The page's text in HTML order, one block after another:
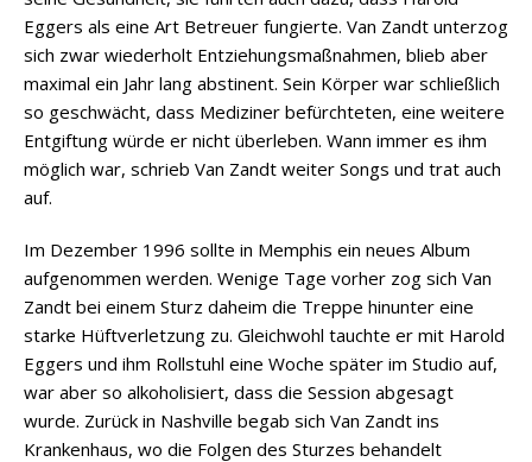
Eggers als eine Art Betreuer fungierte. Van Zandt unterzog
sich zwar wiederholt Entziehungsmaßnahmen, blieb aber
maximal ein Jahr lang abstinent. Sein Körper war schließlich
so geschwächt, dass Mediziner befürchteten, eine weitere
Entgiftung würde er nicht überleben. Wann immer es ihm
möglich war, schrieb Van Zandt weiter Songs und trat auch
auf.
Im Dezember 1996 sollte in Memphis ein neues Album
aufgenommen werden. Wenige Tage vorher zog sich Van
Zandt bei einem Sturz daheim die Treppe hinunter eine
starke Hüftverletzung zu. Gleichwohl tauchte er mit Harold
Eggers und ihm Rollstuhl eine Woche später im Studio auf,
war aber so alkoholisiert, dass die Session abgesagt
wurde. Zurück in Nashville begab sich Van Zandt ins
Krankenhaus, wo die Folgen des Sturzes behandelt